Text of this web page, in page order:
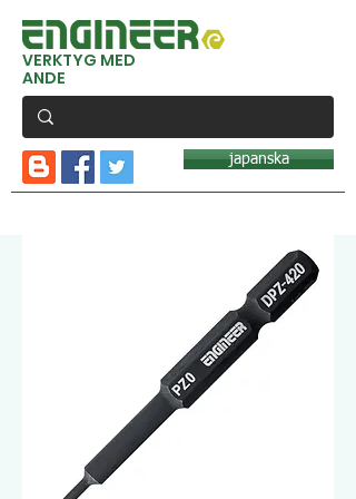
VERKTYG MED
ANDE
japanska